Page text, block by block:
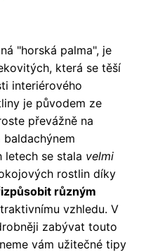
"horská palma", je
která se těší
interiérového
je původem ze
převážně na
letech se stala velmi
rostlin díky
různým
vzhledu. V
zabývat touto
vám užitečné tipy